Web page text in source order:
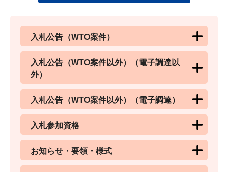
入札公告（WTO案件）
入札公告（WTO案件以外）（電子調達以
外）
入札公告（WTO案件以外）（電子調達）
入札参加資格
お知らせ・要領・様式